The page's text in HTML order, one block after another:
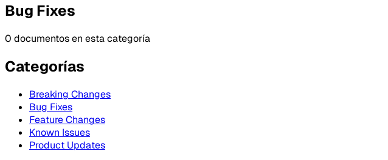
Bug Fixes
0 documentos en esta categoría
Categorías
Breaking Changes
Bug Fixes
Feature Changes
Known Issues
Product Updates